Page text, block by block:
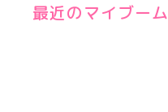
最近のマイブーム